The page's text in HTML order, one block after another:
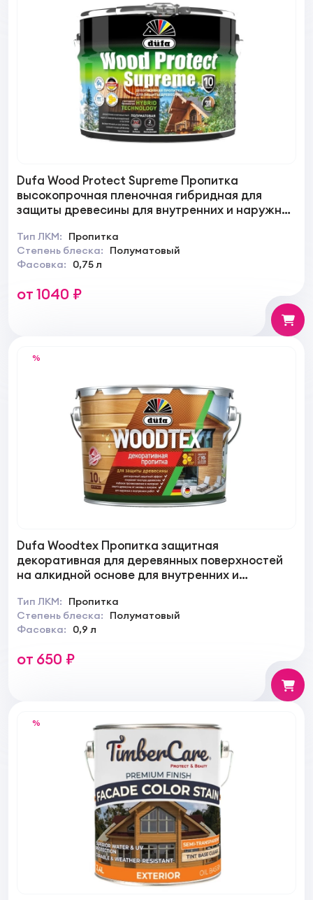
Dufa Wood Protect Supreme Пропитка
высокопрочная пленочная гибридная для
защиты древесины для внутренних и наружных
Тип ЛКМ:
Пропитка
Степень блеска:
Полуматовый
Фасовка:
0,75 л
от 1040 ₽
%
Dufa Woodtex Пропитка защитная
декоративная для деревянных поверхностей
на алкидной основе для внутренних и
Тип ЛКМ:
Пропитка
Степень блеска:
Полуматовый
Фасовка:
0,9 л
от 650 ₽
%